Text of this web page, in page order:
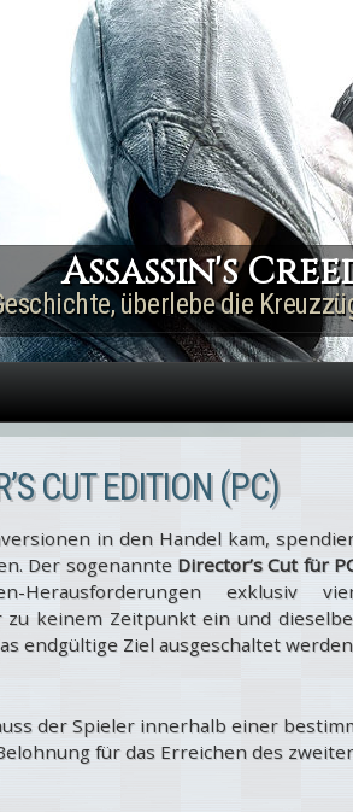
Direkt zum Inhalt
Assassin's
überlebe die
CUT EDITION (PC)
in den Handel kam,
Der sogenannte Director’s Cut für
exklusiv
zu keinem Zeitpunkt ein und
endgültige Ziel ausgeschaltet
der Spieler innerhalb einer
für das Erreichen des